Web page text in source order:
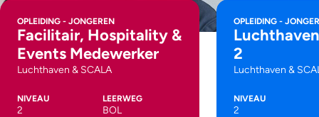
OPLEIDING - JONGEREN
Facilitair, Hospitality &
Events Medewerker
Luchthaven & SCALA
NIVEAU
2
LEERWEG
BOL
OPLEIDING -
2
Luchthaven &
NIVEAU
2